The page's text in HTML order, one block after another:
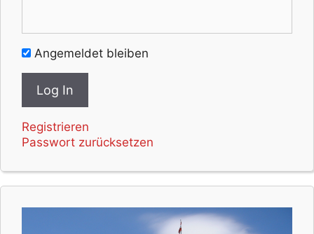
Angemeldet bleiben
Registrieren
Passwort zurücksetzen